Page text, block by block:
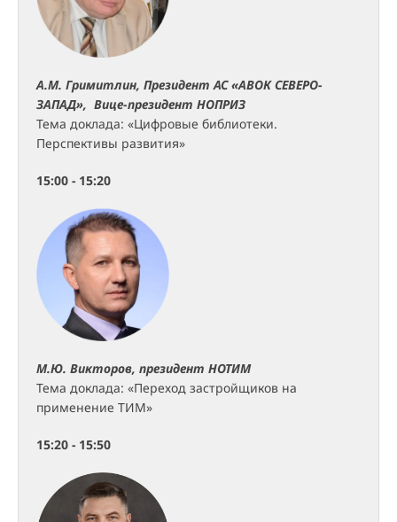
А.М. Гримитлин, Президент АС «АВОК СЕВЕРО-
ЗАПАД», Вице-президент НОПРИЗ
Тема доклада: «Цифровые библиотеки.
Перспективы развития»
15:00 - 15:20
М.Ю. Викторов, президент НОТИМ
Тема доклада: «Переход застройщиков на
применение ТИМ»
15:20 - 15:50